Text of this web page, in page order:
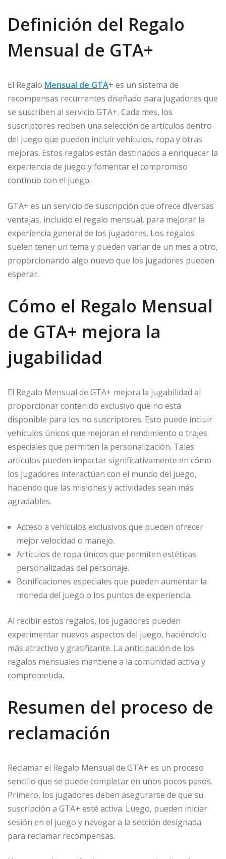
Definición del Regalo
Mensual de GTA+
El Regalo Mensual de GTA+ es un sistema de
recompensas recurrentes diseñado para jugadores que
se suscriben al servicio GTA+. Cada mes, los
suscriptores reciben una selección de artículos dentro
del juego que pueden incluir vehículos, ropa y otras
mejoras. Estos regalos están destinados a enriquecer la
experiencia de juego y fomentar el compromiso
continuo con el juego.
GTA+ es un servicio de suscripción que ofrece diversas
ventajas, incluido el regalo mensual, para mejorar la
experiencia general de los jugadores. Los regalos
suelen tener un tema y pueden variar de un mes a otro,
proporcionando algo nuevo que los jugadores pueden
esperar.
Cómo el Regalo Mensual
de GTA+ mejora la
jugabilidad
El Regalo Mensual de GTA+ mejora la jugabilidad al
proporcionar contenido exclusivo que no está
disponible para los no suscriptores. Esto puede incluir
vehículos únicos que mejoran el rendimiento o trajes
especiales que permiten la personalización. Tales
artículos pueden impactar significativamente en cómo
los jugadores interactúan con el mundo del juego,
haciendo que las misiones y actividades sean más
agradables.
Acceso a vehículos exclusivos que pueden ofrecer
mejor velocidad o manejo.
Artículos de ropa únicos que permiten estéticas
personalizadas del personaje.
Bonificaciones especiales que pueden aumentar la
moneda del juego o los puntos de experiencia.
Al recibir estos regalos, los jugadores pueden
experimentar nuevos aspectos del juego, haciéndolo
más atractivo y gratificante. La anticipación de los
regalos mensuales mantiene a la comunidad activa y
comprometida.
Resumen del proceso de
reclamación
Reclamar el Regalo Mensual de GTA+ es un proceso
sencillo que se puede completar en unos pocos pasos.
Primero, los jugadores deben asegurarse de que su
suscripción a GTA+ esté activa. Luego, pueden iniciar
sesión en el juego y navegar a la sección designada
para reclamar recompensas.